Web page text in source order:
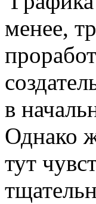
менее,
в
Однако
тут